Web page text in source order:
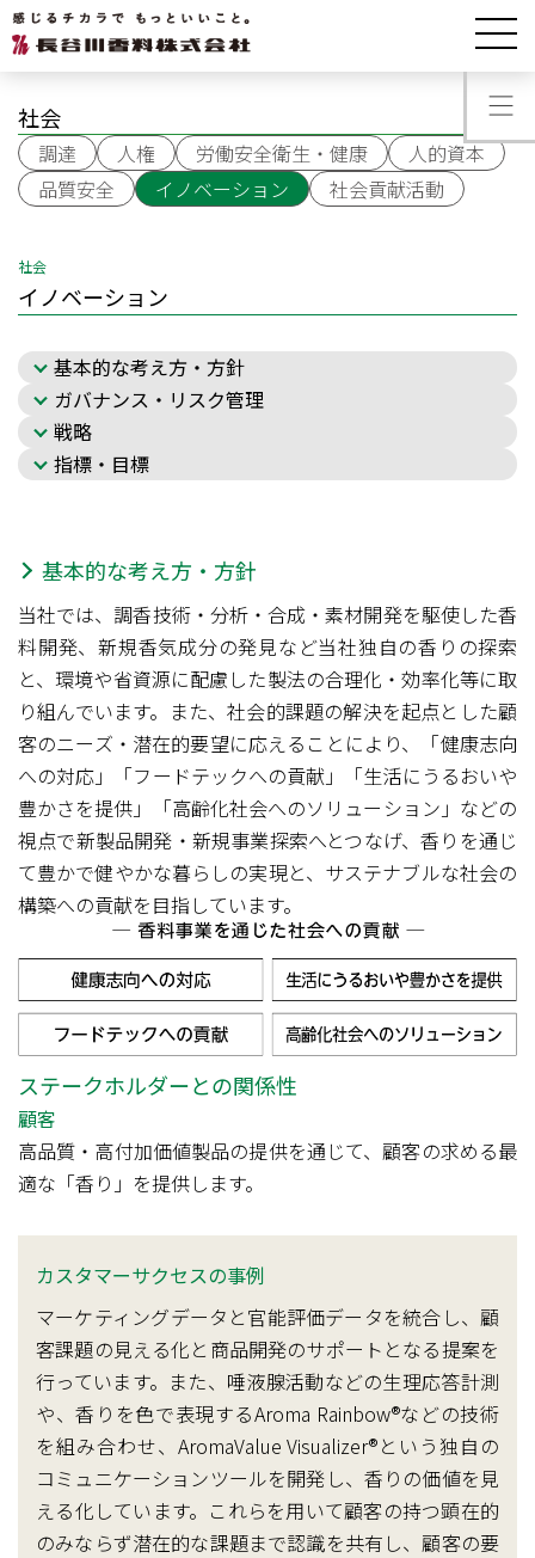
サステナビリティ イノベーション
社会
調達 人権 労働安全衛生・健康
人的資本
品質安全
イノベーション 社会貢献活動
社会
イノベーション
基本的な考え方・方針
ガバナンス・リスク管理
戦略
指標・目標
基本的な考え方・方針
当社では、調香技術・分析・合成・素材開発を駆使した香
料開発、新規香気成分の発見など当社独自の香りの探索
と、環境や省資源に配慮した製法の合理化・効率化等に取
り組んでいます。また、社会的課題の解決を起点とした顧
客のニーズ・潜在的要望に応えることにより、「健康志向
への対応」「フードテックへの貢献」「生活にうるおいや
豊かさを提供」「高齢化社会へのソリューション」などの
視点で新製品開発・新規事業探索へとつなげ、香りを通じ
て豊かで健やかな暮らしの実現と、サステナブルな社会の
構築への貢献を目指しています。
ステークホルダーとの関係性
顧客
高品質・高付加価値製品の提供を通じて、顧客の求める最
適な「香り」を提供します。
カスタマーサクセスの事例
マーケティングデータと官能評価データを統合し、顧
客課題の見える化と商品開発のサポートとなる提案を
行っています。また、唾液腺活動などの生理応答計測
や、香りを色で表現するAroma Rainbow®などの技術
を組み合わせ、AromaValue Visualizer®という独自の
コミュニケーションツールを開発し、香りの価値を見
える化しています。これらを用いて顧客の持つ顕在的
のみならず潜在的な課題まで認識を共有し、顧客の要